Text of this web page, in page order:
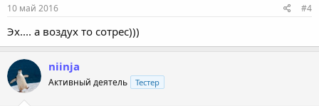
10 май 2016 #4
Эх.... а воздух то сотрес)))
niinja
Активный деятель Тестер